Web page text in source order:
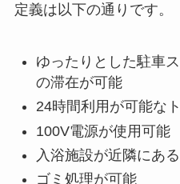
定義は以下の通りです。
ゆったりとした駐車
の滞在が可能
24時間利用が可能な
100V電源が使用可能
入浴施設が近隣にあ
ゴミ処理が可能